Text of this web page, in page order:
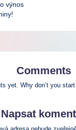
výnos
Comments
yet. Why don’t you
Napsat